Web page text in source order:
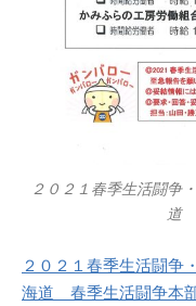
２０２１春季生活闘
道
２０２１春季生活闘
海道 春季生活闘争本部